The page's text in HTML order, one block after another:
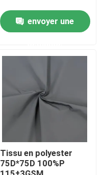
envoyer une
Tissu en polyester
75D*75D 100%P